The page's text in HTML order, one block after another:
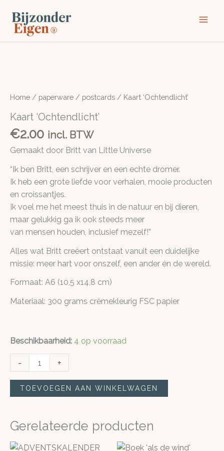
naar
inhoud
Home / paperware / postcards / Kaart ‘Ochtendlicht’
Kaart ‘Ochtendlicht’
€2.00 incl. BTW
Gemaakt door Britt van Little Universe
“Ik ben Britt, een schrijver en een echte dromer.
Ik heb een grote liefde voor verhalen, mooie producten
en croissantjes.
Ik voel me het meest thuis in de natuur en bij dieren,
maar gelukkig ga ik ook steeds meer
van mensen houden, inclusief mezelf!”
Alles wat Britt creëert ontstaat vanuit een duidelijke
missie: meer hart voor onszelf, een ander én de wereld.
Formaat: A6 (10,5 x14,8 cm)
Materiaal: 300 grams crèmekleurig FSC papier
Beschikbaarheid: 4 op voorraad
-
'Ochtendlicht'
aantal
+
TOEVOEGEN AAN WINKELWAGEN
Gerelateerde producten